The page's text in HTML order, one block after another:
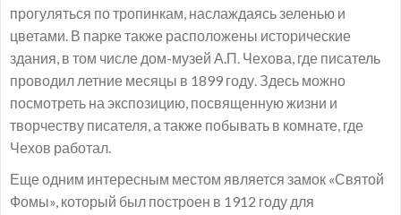
прогуляться по тропинкам, наслаждаясь зеленью и
цветами. В парке также расположены исторические
здания, в том числе дом-музей А.П. Чехова, где писатель
проводил летние месяцы в 1899 году. Здесь можно
посмотреть на экспозицию, посвященную жизни и
творчеству писателя, а также побывать в комнате, где
Чехов работал.
Еще одним интересным местом является замок «Святой
Фомы», который был построен в 1912 году для